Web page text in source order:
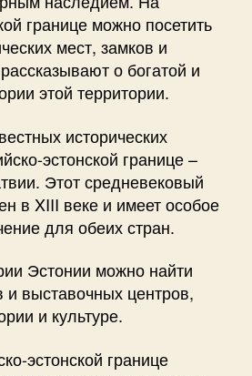
границе можно посетить
мест, замков и
о богатой и
этой территории.
исторических
эстонской границе –
Этот средневековый
в XIII веке и имеет особое
для обеих стран.
Эстонии можно найти
и выставочных центров,
и культуре.
эстонской границе